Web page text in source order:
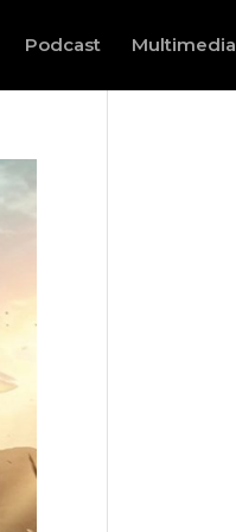
Podcast Multimedia